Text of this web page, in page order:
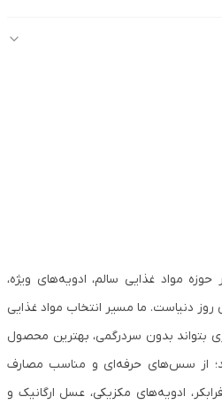
مواد غذایی سالم، ادویه‌های ویژه،
دنیاست. ما مسیر انتخاب مواد غذایی
بتواند بدون سردرگمی، بهترین محصول
از سس‌های حرفه‌ای و مناسب مصارف
ادویه‌های مکزیکی، عسل ارگانیک و